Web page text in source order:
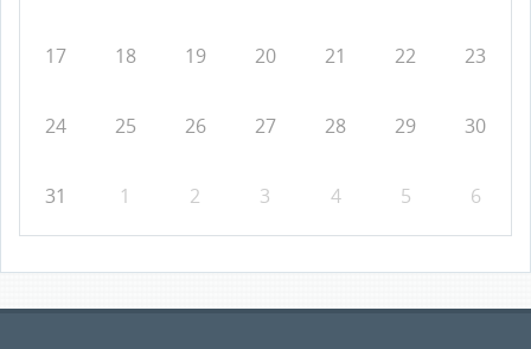
17 18 19 20 21 22 23
24 25 26 27 28 29 30
31 1 2 3 4 5 6